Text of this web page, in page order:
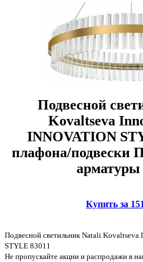
Подвесной
Kovaltseva
INNOVATION
плафона/подвески
арматуры
Купить за
Подвесной светильник Natali
STYLE 83011
Не пропускайте акции и распродажи в